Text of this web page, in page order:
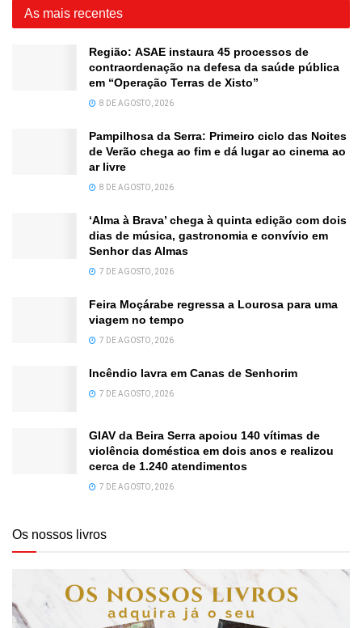
As mais recentes
Região: ASAE instaura 45 processos de
contraordenação na defesa da saúde pública
em “Operação Terras de Xisto”
8 DE AGOSTO, 2026
Pampilhosa da Serra: Primeiro ciclo das Noites
de Verão chega ao fim e dá lugar ao cinema ao
ar livre
8 DE AGOSTO, 2026
‘Alma à Brava’ chega à quinta edição com dois
dias de música, gastronomia e convívio em
Senhor das Almas
7 DE AGOSTO, 2026
Feira Moçárabe regressa a Lourosa para uma
viagem no tempo
7 DE AGOSTO, 2026
Incêndio lavra em Canas de Senhorim
7 DE AGOSTO, 2026
GIAV da Beira Serra apoiou 140 vítimas de
violência doméstica em dois anos e realizou
cerca de 1.240 atendimentos
7 DE AGOSTO, 2026
Os nossos livros